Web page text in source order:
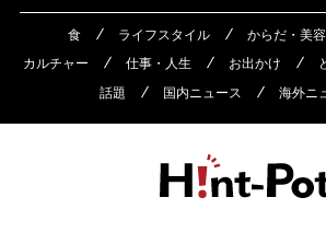
食 ライフスタイル からだ・美容
カルチャー
仕事・人生 お出かけ
話題
国内ニュース 海外ニ